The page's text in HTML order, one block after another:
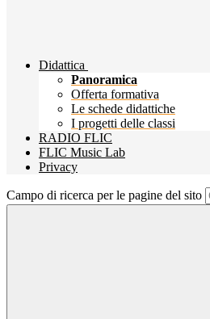
Didattica
Panoramica
Offerta formativa
Le schede didattiche
I progetti delle classi
RADIO FLIC
FLIC Music Lab
Privacy
Campo di ricerca per le pagine del sito